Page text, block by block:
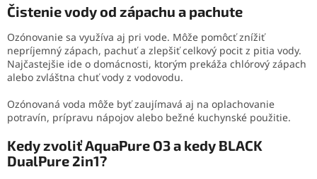
Čistenie vody od zápachu a pachute
Ozónovanie sa využíva aj pri vode. Môže pomôcť znížiť
nepríjemný zápach, pachuť a zlepšiť celkový pocit z pitia vody.
Najčastejšie ide o domácnosti, ktorým prekáža chlórový zápach
alebo zvláštna chuť vody z vodovodu.
Ozónovaná voda môže byť zaujímavá aj na oplachovanie
potravín, prípravu nápojov alebo bežné kuchynské použitie.
Kedy zvoliť AquaPure O3 a kedy BLACK
DualPure 2in1?